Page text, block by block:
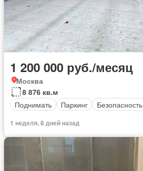
1 200 000 руб./месяц
Москва
8 876 кв.м
Поднимать
Паркинг Безопасность
1 неделя, 6 дней назад